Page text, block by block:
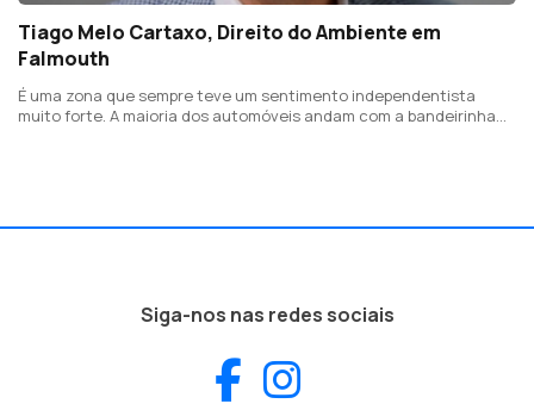
Tiago Melo Cartaxo, Direito do Ambiente em
Falmouth
É uma zona que sempre teve um sentimento independentista
muito forte. A maioria dos automóveis andam com a bandeirinha
Siga-nos nas redes sociais
Facebook